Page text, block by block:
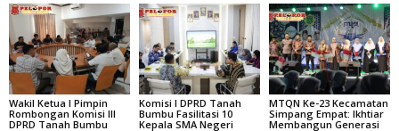
Wakil Ketua I Pimpin
Rombongan Komisi III
DPRD Tanah Bumbu
Komisi I DPRD Tanah
Bumbu Fasilitasi 10
Kepala SMA Negeri
MTQN Ke-23 Kecamatan
Simpang Empat: Ikhtiar
Membangun Generasi